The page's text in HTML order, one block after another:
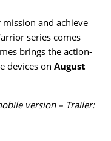
and achieve
series comes
brings the action-
devices on August
version – Trailer: